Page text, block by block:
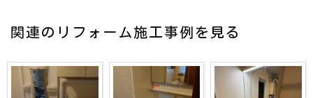
関連のリフォーム施工事例を見る